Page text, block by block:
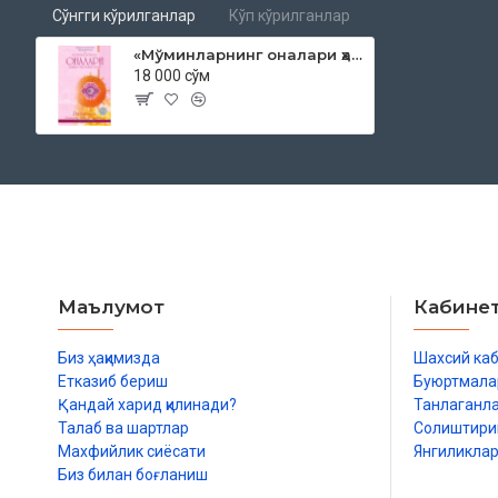
Сўнгги кўрилганлар Кўп кўрилганлар
«Мўминларнинг оналари ҳақида савол-жавоблар»
18 000 сўм
Маълумот
Биз ҳақимизда
Етказиб бериш
Қандай харид қилинади?
Талаб ва шартлар
Махфийлик сиёсати
Биз билан боғланиш
Шахсий
Янгиликлар